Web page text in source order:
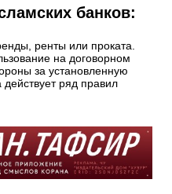
банков:
ренты или проката.
на договорном
за установленную
ряд правил